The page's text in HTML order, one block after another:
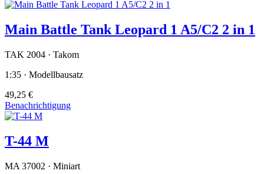
Main Battle Tank Leopard 1 A5/C2 2 in 1
TAK 2004 · Takom
1:35 · Modellbausatz
49,25 €
Benachrichtigung
T-44 M
MA 37002 · Miniart